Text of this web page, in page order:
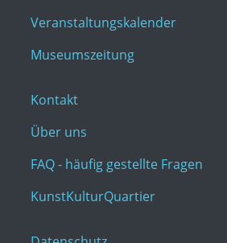
Veranstaltungskalender
Museumszeitung
Kontakt
Über uns
FAQ - häufig gestellte Fragen
KunstKulturQuartier